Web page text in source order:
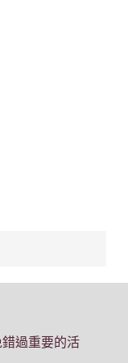
過重要的活